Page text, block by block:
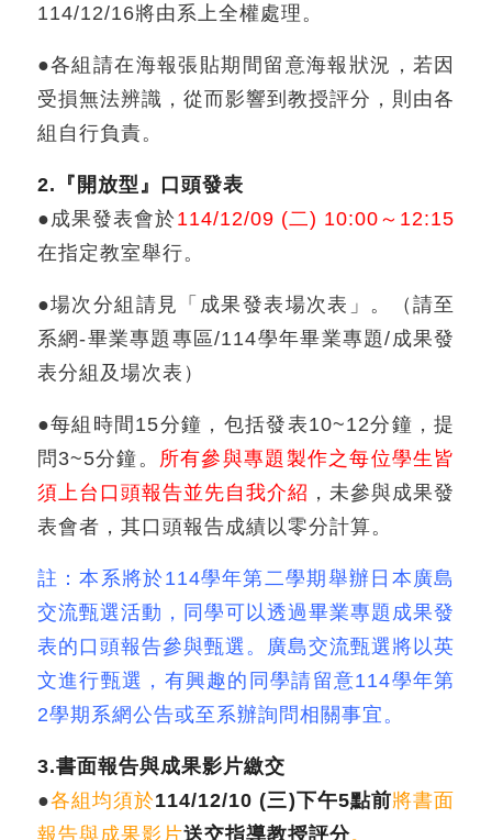
114/12/16將由系上全權處理。
●各組請在海報張貼期間留意海報狀況，若因
受損無法辨識，從而影響到教授評分，則由各
組自行負責。
2.『開放型』口頭發表
●成果發表會於114/12/09 (二) 10:00～12:15
在指定教室舉行。
●場次分組請見「成果發表場次表」。（請至
系網-畢業專題專區/114學年畢業專題/成果發
表分組及場次表）
●每組時間15分鐘，包括發表10~12分鐘，提
問3~5分鐘。 所有參與專題製作之每位學生皆
須上台口頭報告並先自我介紹 ，未參與成果發
表會者，其口頭報告成績以零分計算。
註：本系將於114學年第二學期舉辦日本廣島
交流甄選活動，同學可以透過畢業專題成果發
表的口頭報告參與甄選。廣島交流甄選將以英
文進行甄選，有興趣的同學請留意114學年第
2學期系網公告或至系辦詢問相關事宜。
3.書面報告與成果影片繳交
●各組均須於114/12/10 (三)下午5點前將書面
報告與成果影片送交指導教授評分。